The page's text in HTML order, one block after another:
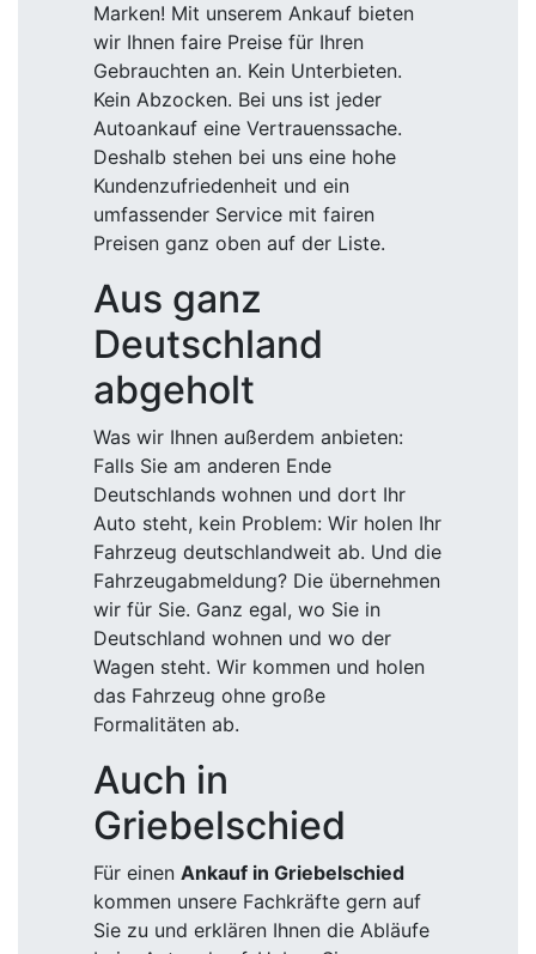
Marken! Mit unserem Ankauf bieten
wir Ihnen faire Preise für Ihren
Gebrauchten an. Kein Unterbieten.
Kein Abzocken. Bei uns ist jeder
Autoankauf eine Vertrauenssache.
Deshalb stehen bei uns eine hohe
Kundenzufriedenheit und ein
umfassender Service mit fairen
Preisen ganz oben auf der Liste.
Aus ganz
Deutschland
abgeholt
Was wir Ihnen außerdem anbieten:
Falls Sie am anderen Ende
Deutschlands wohnen und dort Ihr
Auto steht, kein Problem: Wir holen Ihr
Fahrzeug deutschlandweit ab. Und die
Fahrzeugabmeldung? Die übernehmen
wir für Sie. Ganz egal, wo Sie in
Deutschland wohnen und wo der
Wagen steht. Wir kommen und holen
das Fahrzeug ohne große
Formalitäten ab.
Auch in
Griebelschied
Für einen Ankauf in Griebelschied
kommen unsere Fachkräfte gern auf
Sie zu und erklären Ihnen die Abläufe